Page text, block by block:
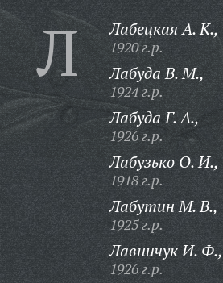
Л Лабецкая А. К.,
1920 г.р.
Лабуда В. М.,
1924 г.р.
Лабуда Г. А.,
1926 г.р.
Лабузько О. И.,
1918 г.р.
Лабутин М. В.,
1925 г.р.
Лавничук И. Ф.,
1926 г.р.